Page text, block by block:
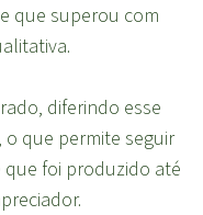
que superou com
diferindo esse
que permite seguir
foi produzido até